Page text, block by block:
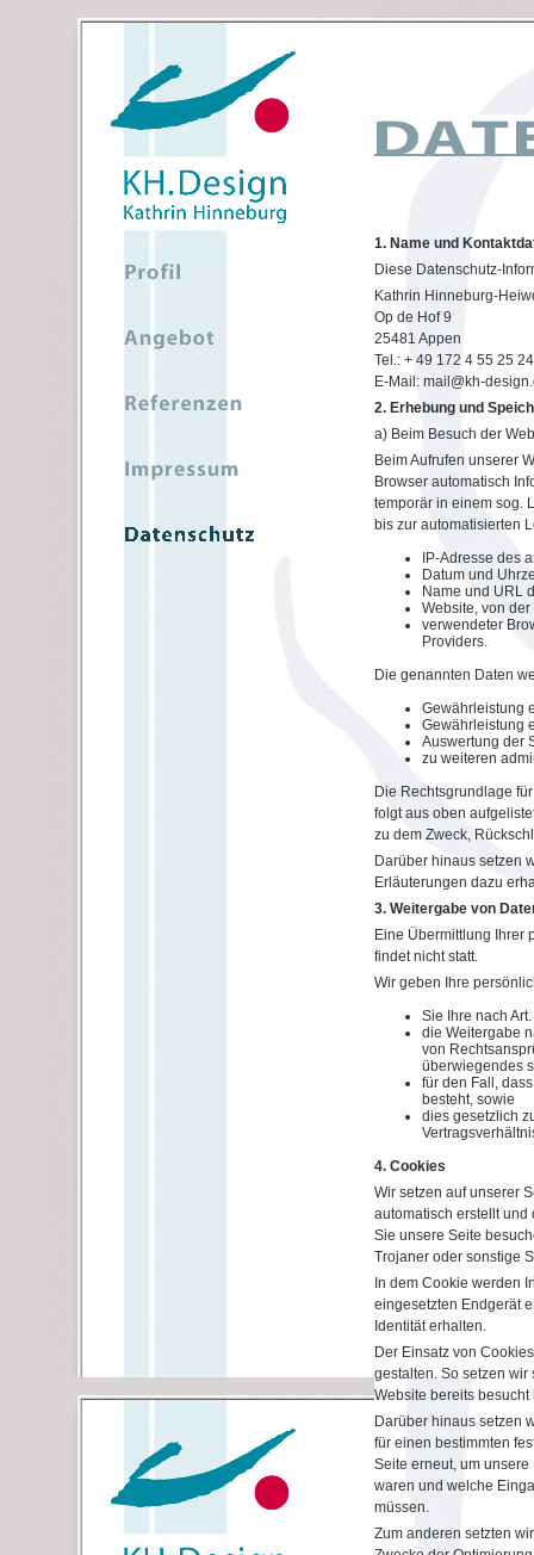
1. Name und
Diese Datenschutz-
Kathrin Hinneburg-
Op de Hof 9
25481 Appen
Tel.: + 49 172 4 55 25 24
E-Mail: mail@kh-
2. Erhebung und
a) Beim Besuch der
Beim Aufrufen unserer
Browser automatisch
temporär in einem sog.
bis zur automatisierten
IP-Adresse des
Datum und
Name und URL
Website, von
verwendeter
Providers.
Die genannten Daten
Gewährleistung
Gewährleistung
Auswertung der
zu weiteren
Die Rechtsgrundlage
folgt aus oben
zu dem Zweck,
Darüber hinaus setzen
Erläuterungen dazu
3. Weitergabe von
Eine Übermittlung Ihrer
findet nicht statt.
Wir geben Ihre
Sie Ihre nach
die Weitergabe
von
überwiegendes
für den Fall,
besteht, sowie
dies gesetzlich
4. Cookies
Wir setzen auf unserer
automatisch erstellt und
Sie unsere Seite
Trojaner oder sonstige
In dem Cookie werden
eingesetzten Endgerät
Identität erhalten.
Der Einsatz von
gestalten. So setzen
Website bereits
Darüber hinaus setzen
für einen bestimmten
Seite erneut, um
waren und welche
müssen.
Zum anderen setzten